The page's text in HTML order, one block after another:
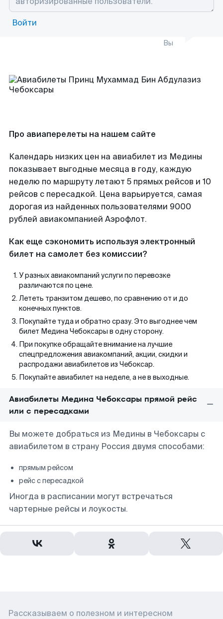
Войти
Вы
Про авиаперелеты на нашем сайте
Календарь низких цен на авиабилет из Медины
показывает выгодные месяца в году, каждую
неделю по маршруту летают 5 прямых рейсов и 10
рейсов с пересадкой. Цена варьируется, самая
дорогая из найденных пользователями 9000
рублей авиакомпанией Аэрофлот.
Как еще сэкономить используя электронный
билет на самолет без комиссии?
У разных авиакомпаний услуги по перевозке
различаются по цене.
Лететь транзитом дешево, по сравнению от и до
конечных пунктов.
Покупайте туда и обратно сразу. Это выгоднее чем
билет Медина Чебоксары в одну сторону.
При покупке обращайте внимание на лучшие
спецпредложения авиакомпаний, акции, скидки и
распродажи авиабилетов из Чебоксар.
Покупайте авиабилет на неделе, а не в выходные.
Авиабилеты Медина Чебоксары прямой рейс
или с пересадками
Вы можете добраться из Медины в Чебоксары с
авиабилетом в страну Россия двумя способами:
прямым рейсом
рейс с пересадкой
Иногда в расписании могут встречаться
чартерные рейсы и лоукосты.
Рассказываем о полезном и интересном